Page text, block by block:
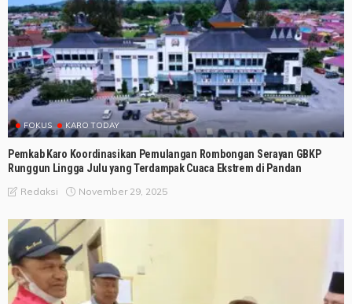
FOKUS KARO TODAY
Pemkab Karo Koordinasikan Pemulangan Rombongan Serayan GBKP
Runggun Lingga Julu yang Terdampak Cuaca Ekstrem di Pandan
Redaksi November 29, 2025